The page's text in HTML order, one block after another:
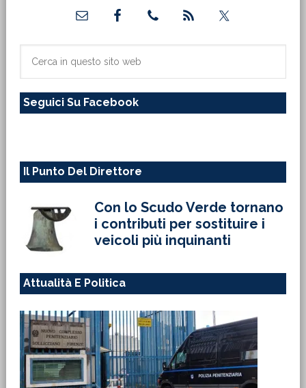
primaria
sito
Seguici Su Facebook
Il Punto Del Direttore
Con lo Scudo Verde tornano
i contributi per sostituire i
veicoli più inquinanti
Attualità E Politica